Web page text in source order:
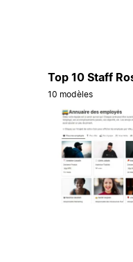
Top 10 Staff
10 modèles